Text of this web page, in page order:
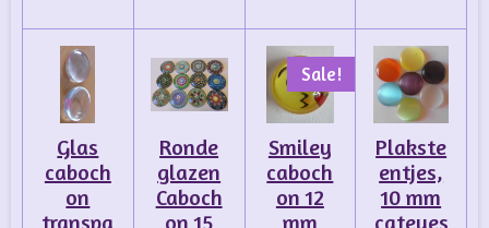
Glas
caboch
on
transpa
Ronde
glazen
Caboch
on 15
Sale!
Smiley
caboch
on 12
mm
Plakste
entjes,
10 mm
cateyes